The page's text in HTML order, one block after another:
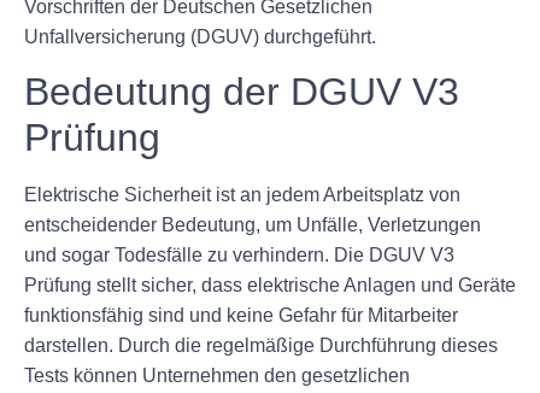
Vorschriften der Deutschen Gesetzlichen
Unfallversicherung (DGUV) durchgeführt.
Bedeutung der DGUV V3
Prüfung
Elektrische Sicherheit ist an jedem Arbeitsplatz von
entscheidender Bedeutung, um Unfälle, Verletzungen
und sogar Todesfälle zu verhindern. Die DGUV V3
Prüfung stellt sicher, dass elektrische Anlagen und Geräte
funktionsfähig sind und keine Gefahr für Mitarbeiter
darstellen. Durch die regelmäßige Durchführung dieses
Tests können Unternehmen den gesetzlichen